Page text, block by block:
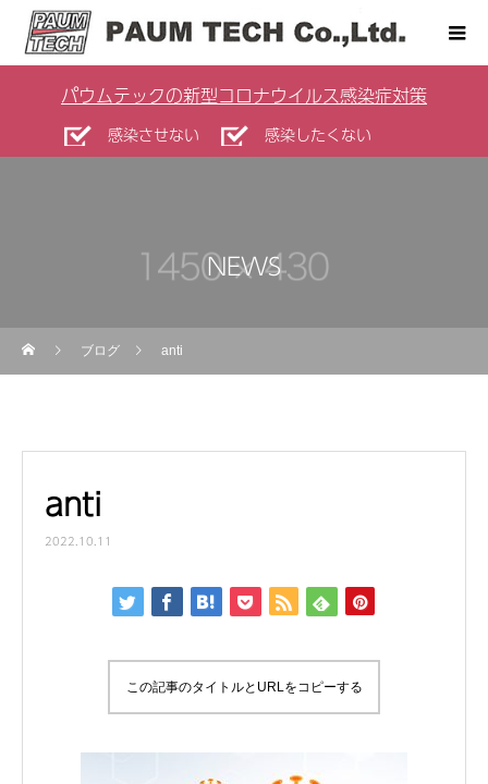
パウムテックの新型コロナウイルス感染症対策
感染させない 感染したくない
NEWS
ブログ anti
anti
2022.10.11
この記事のタイトルとURLをコピーする